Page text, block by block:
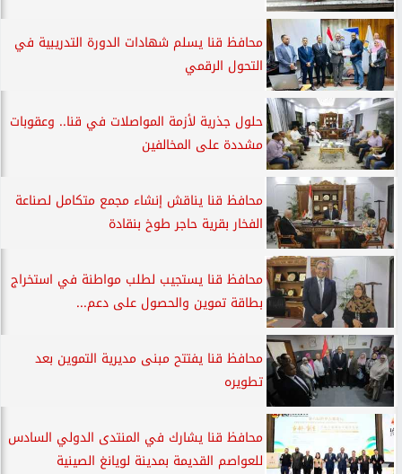
محافظ قنا يسلم شهادات الدورة التدريبية في
التحول الرقمي
حلول جذرية لأزمة المواصلات في قنا.. وعقوبات
مشددة على المخالفين
محافظ قنا يناقش إنشاء مجمع متكامل لصناعة
الفخار بقرية حاجر طوخ بنقادة
محافظ قنا يستجيب لطلب مواطنة في استخراج
بطاقة تموين والحصول على دعم...
محافظ قنا يفتتح مبنى مديرية التموين بعد
تطويره
محافظ قنا يشارك في المنتدى الدولي السادس
للعواصم القديمة بمدينة لويانغ الصينية